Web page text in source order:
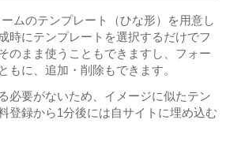
ムのテンプレート（ひな形）を用意し
時にテンプレートを選択するだけでフ
のまま使うこともできますし、フォー
もに、追加・削除もできます。
必要がないため、イメージに似たテン
登録から1分後には自サイトに埋め込む